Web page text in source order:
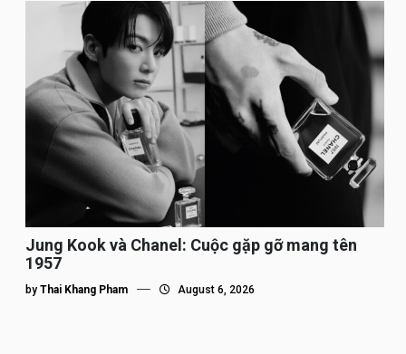
Jung Kook và Chanel: Cuộc gặp gỡ mang tên
1957
by Thai Khang Pham August 6, 2026